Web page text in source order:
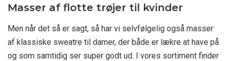
Masser af flotte trøjer til kvinder
Men når det så er sagt, så har vi selvfølgelig også masser
af klassiske sweatre til damer, der både er lækre at have på
og som samtidig ser super godt ud. I vores sortiment finder